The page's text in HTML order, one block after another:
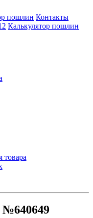
пошлин Контакты
Калькулятор пошлин
товара